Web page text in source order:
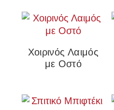
Χοιρινός Λαιμός
με Οστό